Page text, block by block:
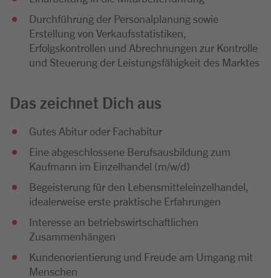
Durchführung der Personalplanung sowie
Erstellung von Verkaufsstatistiken,
Erfolgskontrollen und Abrechnungen zur Kontrolle
und Steuerung der Leistungsfähigkeit des Marktes
Das zeichnet Dich aus
Gutes Abitur oder Fachabitur
Eine abgeschlossene Berufsausbildung zum
Kaufmann im Einzelhandel (m/w/d)
Begeisterung für den Lebensmitteleinzelhandel,
idealerweise erste praktische Erfahrungen
Interesse an betriebswirtschaftlichen
Zusammenhängen
Kundenorientierung und Freude am Umgang mit
Menschen